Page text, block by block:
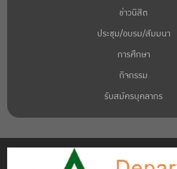
ข่าวนิสิต
ประชุม/อบรม/สัมมนา
การศึกษา
กิจกรรม
รับสมัครบุคลากร